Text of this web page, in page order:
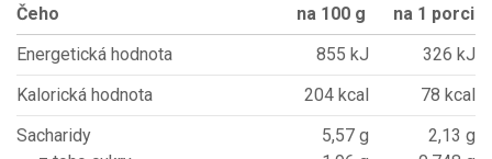
Čeho na 100 g
na 1 porci
Energetická hodnota
855 kJ
326 kJ
Kalorická hodnota
204 kcal
78 kcal
Sacharidy
5,57 g
2,13 g